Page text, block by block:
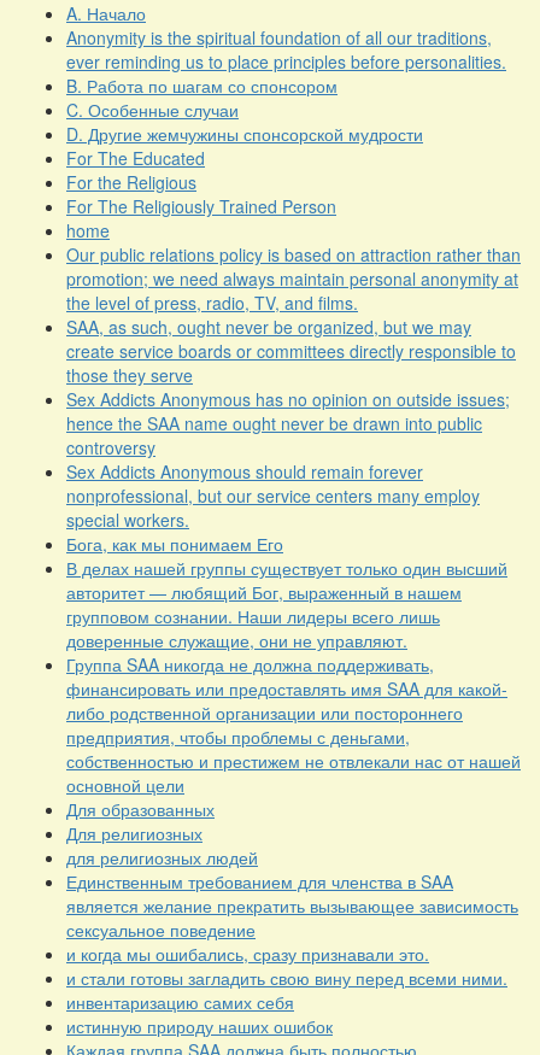
A. Начало
Anonymity is the spiritual foundation of all our traditions,
ever reminding us to place principles before personalities.
B. Работа по шагам со спонсором
C. Особенные случаи
D. Другие жемчужины спонсорской мудрости
For The Educated
For the Religious
For The Religiously Trained Person
home
Our public relations policy is based on attraction rather than
promotion; we need always maintain personal anonymity at
the level of press, radio, TV, and films.
SAA, as such, ought never be organized, but we may
create service boards or committees directly responsible to
those they serve
Sex Addicts Anonymous has no opinion on outside issues;
hence the SAA name ought never be drawn into public
controversy
Sex Addicts Anonymous should remain forever
nonprofessional, but our service centers many employ
special workers.
Бога, как мы понимаем Его
В делах нашей группы существует только один высший
авторитет — любящий Бог, выраженный в нашем
групповом сознании. Наши лидеры всего лишь
доверенные служащие, они не управляют.
Группа SAA никогда не должна поддерживать,
финансировать или предоставлять имя SAA для какой-
либо родственной организации или постороннего
предприятия, чтобы проблемы с деньгами,
собственностью и престижем не отвлекали нас от нашей
основной цели
Для образованных
Для религиозных
для религиозных людей
Единственным требованием для членства в SAA
является желание прекратить вызывающее зависимость
сексуальное поведение
и когда мы ошибались, сразу признавали это.
и стали готовы загладить свою вину перед всеми ними.
инвентаризацию самих себя
истинную природу наших ошибок
Каждая группа SAA должна быть полностью